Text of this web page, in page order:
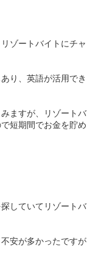
ゾートバイトにチャ
り、英語が活用でき
ますが、リゾートバ
短期間でお金を貯め
していてリゾートバ
安が多かったですが